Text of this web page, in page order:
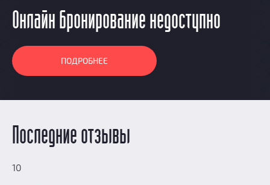
Онлайн бронирование недоступно
ПОДРОБНЕЕ
Последние отзывы
10